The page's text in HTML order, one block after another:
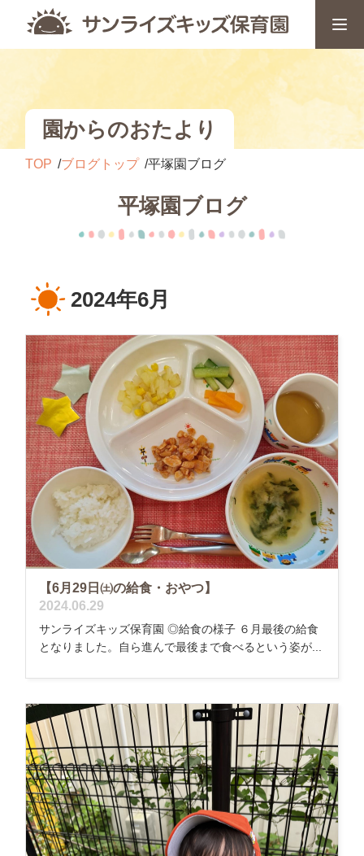
園からのおたより
TOP ブログトップ 平塚園ブログ
平塚園ブログ
2024年6月
【6月29日㈯の給食・おやつ】
2024.06.29
サンライズキッズ保育園 ◎給食の様子 ６月最後の給食
となりました。自ら進んで最後まで食べるという姿が...